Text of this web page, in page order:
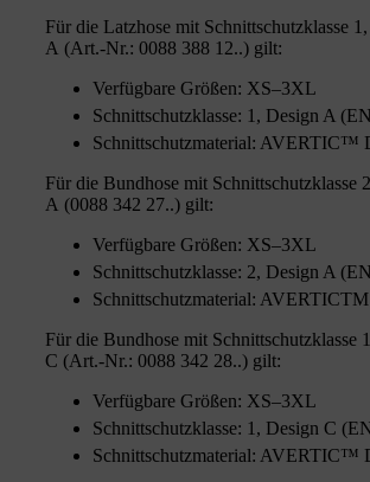
Für die Latzhose mit Schnittschutzklasse
A (Art.-Nr.: 0088 388 12..) gilt:
Verfügbare Größen: XS–3XL
Schnittschutzklasse: 1, Design A
Schnittschutzmaterial: AVERTIC™
Für die Bundhose mit Schnittschutzklasse
A (0088 342 27..) gilt:
Verfügbare Größen: XS–3XL
Schnittschutzklasse: 2, Design A
Schnittschutzmaterial:
Für die Bundhose mit Schnittschutzklasse
C (Art.-Nr.: 0088 342 28..) gilt:
Verfügbare Größen: XS–3XL
Schnittschutzklasse: 1, Design C
Schnittschutzmaterial: AVERTIC™